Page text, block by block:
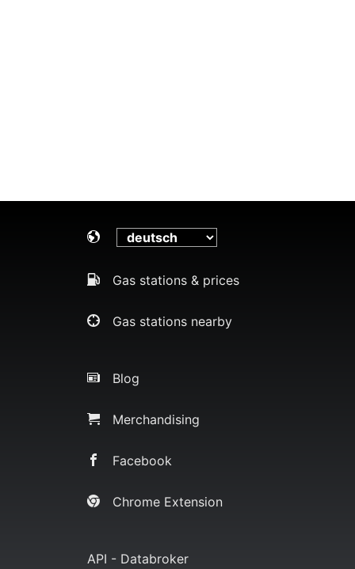
Gas stations & prices
Gas stations nearby
Blog
Merchandising
Facebook
Chrome Extension
API - Databroker